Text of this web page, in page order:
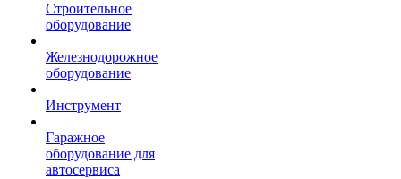
Строительное
оборудование
Железнодорожное
оборудование
Инструмент
Гаражное
оборудование для
автосервиса